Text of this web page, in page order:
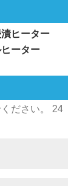
ヒーター
ーター
ださい。 24